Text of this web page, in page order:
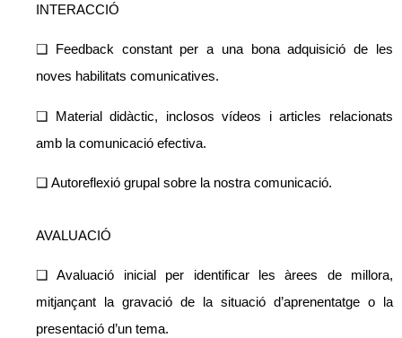
INTERACCIÓ
❑ Feedback constant per a una bona adquisició de les
noves habilitats comunicatives.
❑ Material didàctic, inclosos vídeos i articles relacionats
amb la comunicació efectiva.
❑ Autoreflexió grupal sobre la nostra comunicació.
AVALUACIÓ
❑ Avaluació inicial per identificar les àrees de millora,
mitjançant la gravació de la situació d’aprenentatge o la
presentació d’un tema.